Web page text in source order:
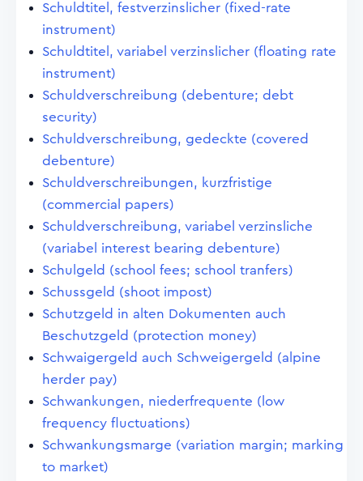
Schuldtitel, festverzinslicher (fixed-rate
instrument)
Schuldtitel, variabel verzinslicher (floating rate
instrument)
Schuldverschreibung (debenture; debt
security)
Schuldverschreibung, gedeckte (covered
debenture)
Schuldverschreibungen, kurzfristige
(commercial papers)
Schuldverschreibung, variabel verzinsliche
(variabel interest bearing debenture)
Schulgeld (school fees; school tranfers)
Schussgeld (shoot impost)
Schutzgeld in alten Dokumenten auch
Beschutzgeld (protection money)
Schwaigergeld auch Schweigergeld (alpine
herder pay)
Schwankungen, niederfrequente (low
frequency fluctuations)
Schwankungsmarge (variation margin; marking
to market)